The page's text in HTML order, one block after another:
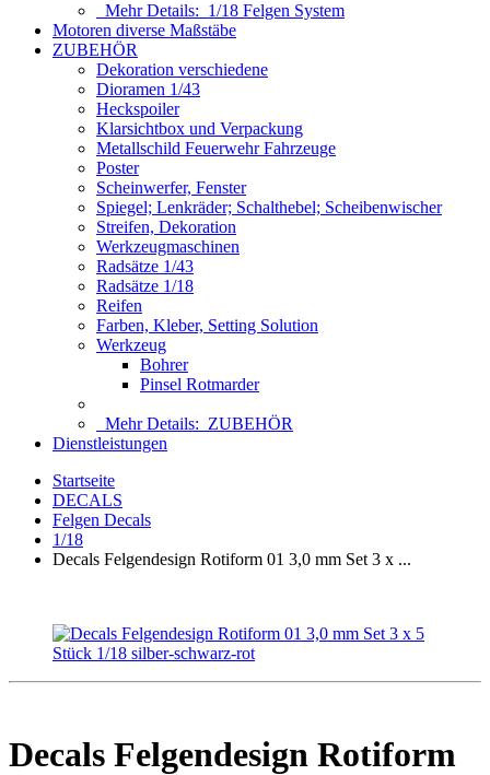
Mehr Details: 1/18 Felgen System
Motoren diverse Maßstäbe
ZUBEHÖR
Dekoration verschiedene
Dioramen 1/43
Heckspoiler
Klarsichtbox und Verpackung
Metallschild Feuerwehr Fahrzeuge
Poster
Scheinwerfer, Fenster
Spiegel; Lenkräder; Schalthebel; Scheibenwischer
Streifen, Dekoration
Werkzeugmaschinen
Radsätze 1/43
Radsätze 1/18
Reifen
Farben, Kleber, Setting Solution
Werkzeug
Bohrer
Pinsel Rotmarder
Mehr Details: ZUBEHÖR
Dienstleistungen
Startseite
DECALS
Felgen Decals
1/18
Decals Felgendesign Rotiform 01 3,0 mm Set 3 x ...
Decals Felgendesign Rotiform